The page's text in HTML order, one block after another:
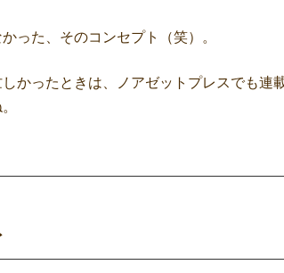
った、そのコンセプト（笑）。
かったときは、ノアゼットプレスでも連